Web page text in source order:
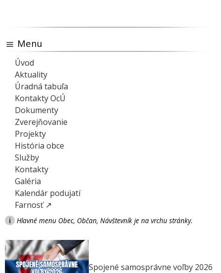
Menu
Úvod
Aktuality
Úradná tabuľa
Kontakty OcÚ
Dokumenty
Zverejňovanie
Projekty
História obce
Služby
Kontakty
Galéria
Kalendár podujatí
Farnosť ↗
i Hlavné menu Obec, Občan, Návštevník je na vrchu stránky.
Spojené samosprávne voľby 2026